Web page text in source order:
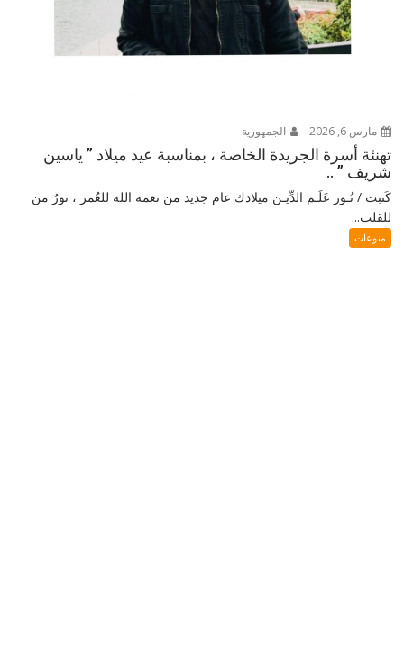
مارس 6, 2026 الجمهورية
تهنئة أسرة الجريدة الخاصة ، بمناسبة عيد ميلاد ” ياسين
شريف ” ..
كَتبت / نُـور عَلَـم الدِّيـن ميلادك عام جديد من نعمة الله للعُمر ، نورٌ من
للقلب...
منوعات